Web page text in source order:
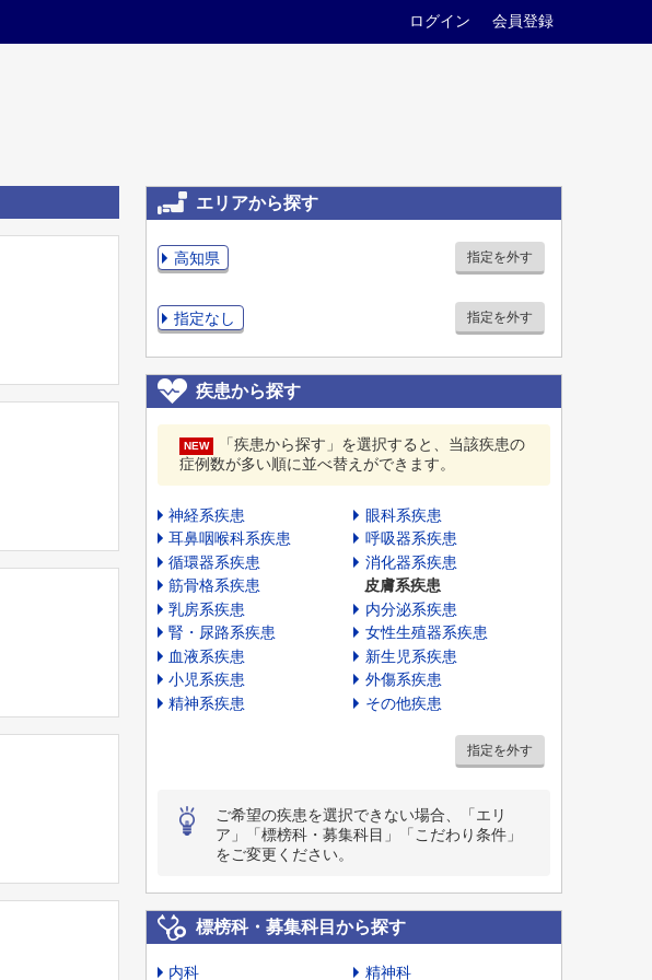
ログイン 会員登録
エリアから探す
高知県 指定を外す
指定なし 指定を外す
疾患から探す
NEW
「疾患から探す」を選択すると、当該疾患の
症例数が多い順に並べ替えができます。
神経系疾患
眼科系疾患
耳鼻咽喉科系疾患
呼吸器系疾患
循環器系疾患
消化器系疾患
筋骨格系疾患
皮膚系疾患
乳房系疾患
内分泌系疾患
腎・尿路系疾患
女性生殖器系疾患
血液系疾患
新生児系疾患
小児系疾患
外傷系疾患
精神系疾患
その他疾患
指定を外す
ご希望の疾患を選択できない場合、「エリ
ア」「標榜科・募集科目」「こだわり条件」
をご変更ください。
標榜科・募集科目から探す
内科 精神科